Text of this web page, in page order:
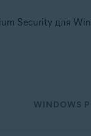
Security для
для MacWINDOWS